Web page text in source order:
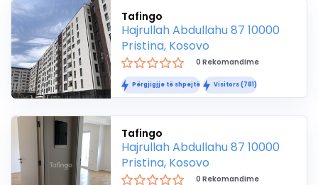
Tafingo
Hajrullah Abdullahu 87 10000
Pristina, Kosovo
0 Rekomandime
Përgjigjje të shpejtë Visitors (781)
Tafingo
Hajrullah Abdullahu 87 10000
Pristina, Kosovo
0 Rekomandime